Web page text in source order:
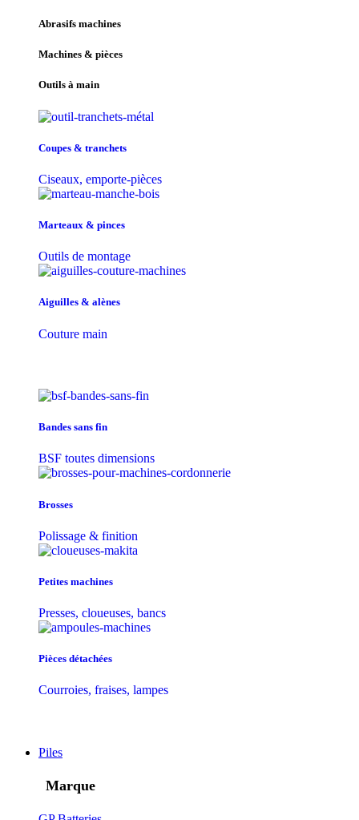
Abrasifs machines
Machines & pièces
Outils à main
Coupes & tranchets
Ciseaux, emporte-pièces
Marteaux & pinces
Outils de montage
Aiguilles & alènes
Couture main
Bandes sans fin
BSF toutes dimensions
Brosses
Polissage & finition
Petites machines
Presses, cloueuses, bancs
Pièces détachées
Courroies, fraises, lampes
Piles
Marque